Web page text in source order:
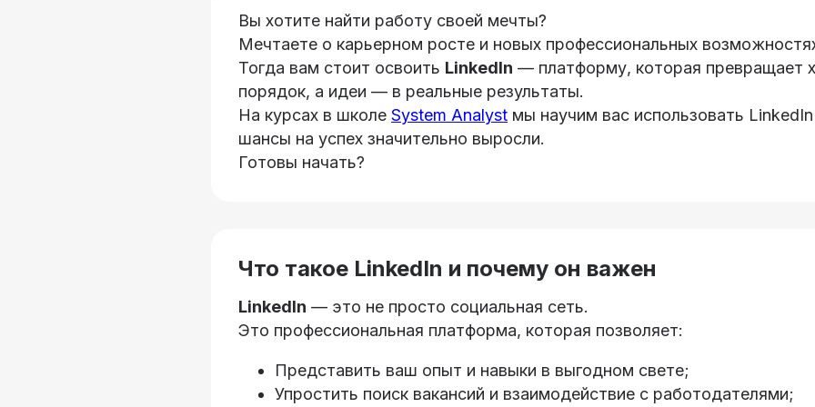
Вы хотите найти работу своей мечты?
Мечтаете о карьерном росте и новых профессиональных
Тогда вам стоит освоить LinkedIn — платформу, которая превращает
порядок, а идеи — в реальные результаты.
На курсах в школе System Analyst мы научим вас использовать
шансы на успех значительно выросли.
Готовы начать?
Что такое LinkedIn и почему он важен
LinkedIn — это не просто социальная сеть.
Это профессиональная платформа, которая позволяет:
Представить ваш опыт и навыки в выгодном свете;
Упростить поиск вакансий и взаимодействие с работодателями;